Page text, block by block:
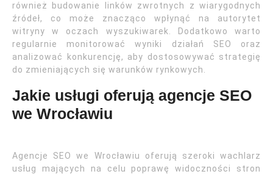
również budowanie linków zwrotnych z wiarygodnych
źródeł, co może znacząco wpłynąć na autorytet
witryny w oczach wyszukiwarek. Dodatkowo warto
regularnie monitorować wyniki działań SEO oraz
analizować konkurencję, aby dostosowywać strategię
do zmieniających się warunków rynkowych.
Jakie usługi oferują agencje SEO
we Wrocławiu
Agencje SEO we Wrocławiu oferują szeroki wachlarz
usług mających na celu poprawę widoczności stron